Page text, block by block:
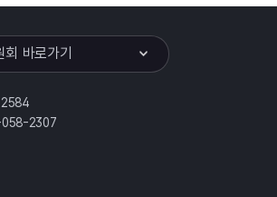
바로가기
058-2307